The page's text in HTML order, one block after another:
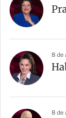
8 de
8 de